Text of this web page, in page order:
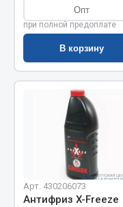
Автолампы
Блоки реле и
Вилки нагрузочные
Выключатели и
Выключатели
Выключатель массы
Изолента
Опт
при полной предоплате
В корзину
Арт. 430206073
Антифриз X-Freeze